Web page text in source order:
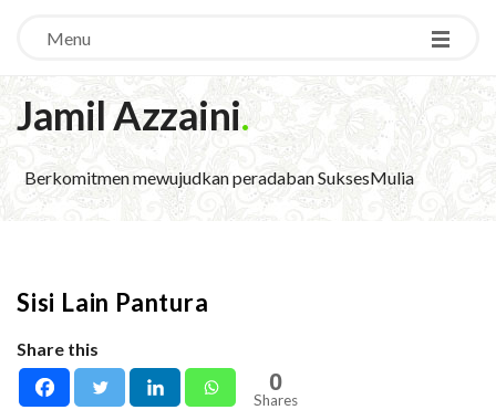
Menu
Jamil Azzaini.
Berkomitmen mewujudkan peradaban SuksesMulia
Sisi Lain Pantura
Share this
0
Shares